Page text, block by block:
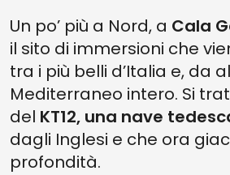
Un po’ più a Nord, a Cala
il sito di immersioni che
tra i più belli d’Italia e, da
Mediterraneo intero. Si
del KT12, una nave
dagli Inglesi e che ora
profondità.